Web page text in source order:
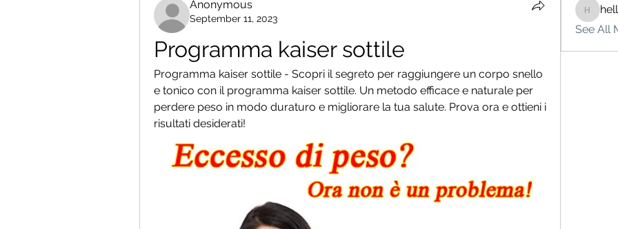
Anonymous
September 11, 2023
Programma kaiser sottile
Programma kaiser sottile - Scopri il segreto per raggiungere un corpo snello
e tonico con il programma kaiser sottile. Un metodo efficace e naturale per
perdere peso in modo duraturo e migliorare la tua salute. Prova ora e ottieni i
risultati desiderati!
See All